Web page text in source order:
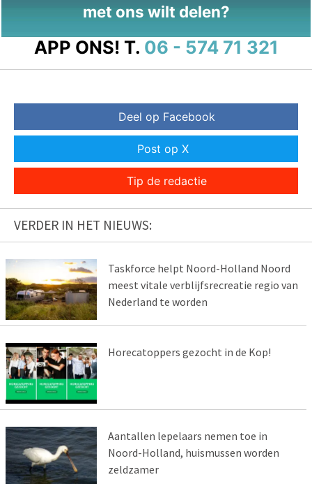
met ons wilt delen?
APP ONS! T. 06 - 574 71 321
Deel op Facebook
Post op X
Tip de redactie
VERDER IN HET NIEUWS:
Taskforce helpt Noord-Holland Noord
meest vitale verblijfsrecreatie regio van
Nederland te worden
Horecatoppers gezocht in de Kop!
Aantallen lepelaars nemen toe in
Noord-Holland, huismussen worden
zeldzamer